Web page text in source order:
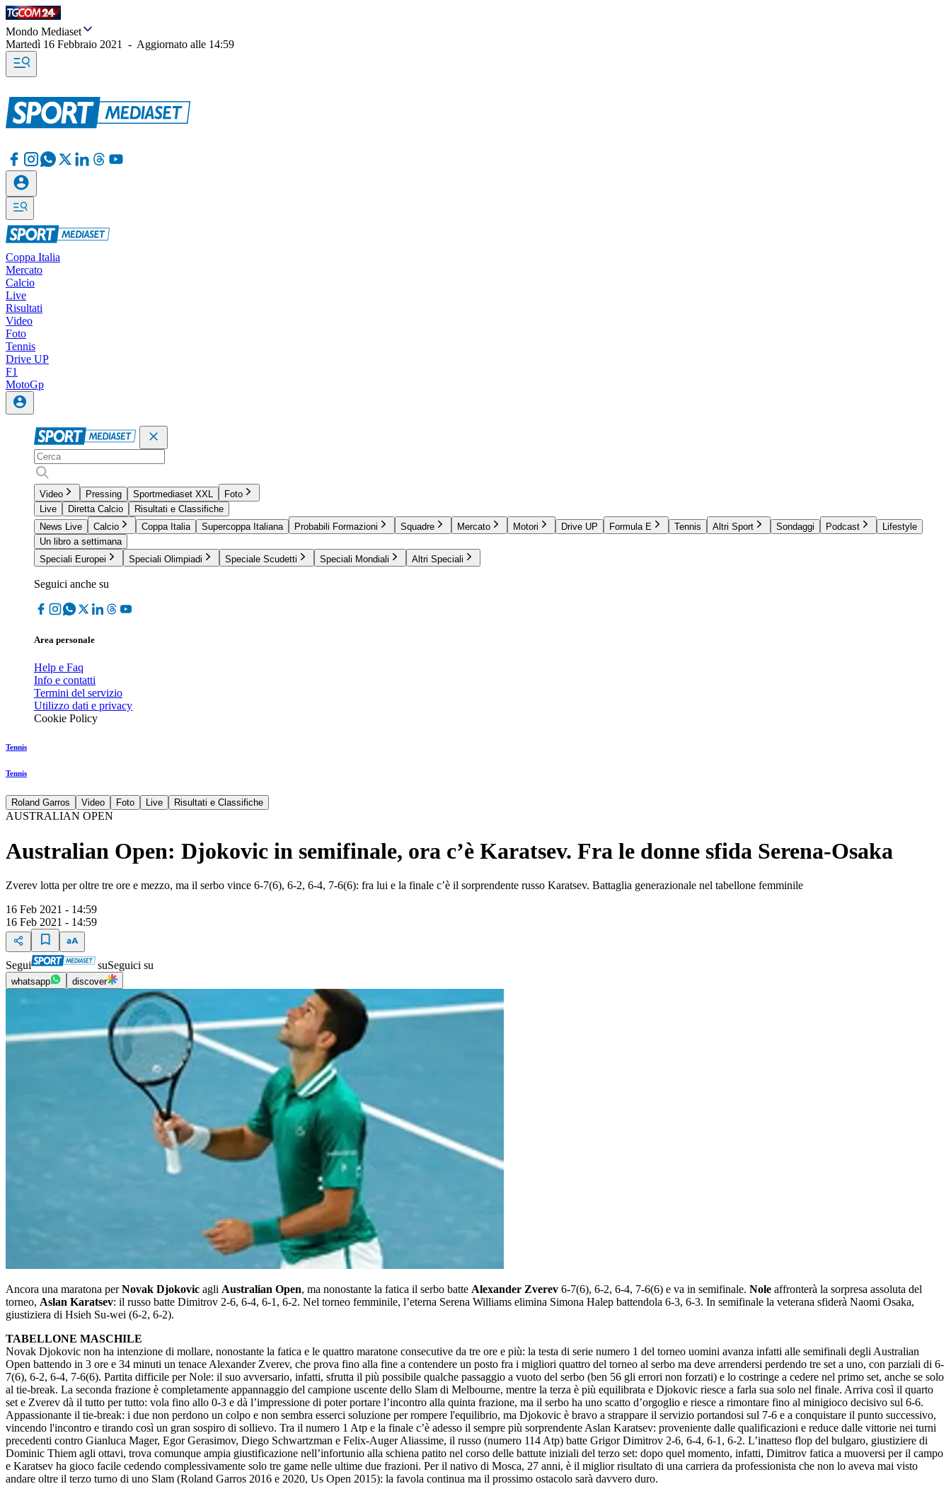
Mondo Mediaset
Martedì 16 Febbraio 2021
- Aggiornato alle 14:59
Coppa Italia
Mercato
Calcio
Live
Risultati
Video
Foto
Tennis
Drive UP
F1
MotoGp
Video Pressing Sportmediaset XXL
Foto
Live
Diretta Calcio
Risultati e Classifiche
News Live
Calcio Coppa Italia Supercoppa Italiana Probabili Formazioni Squadre Mercato Motori Drive UP Formula E Tennis Altri Sport Sondaggi Podcast
Lifestyle
Un libro a settimana
Speciali Europei
Speciali Olimpiadi Speciale Scudetti Speciali Mondiali Altri Speciali
Seguici anche su
Area personale
Help e Faq
Info e contatti
Termini del servizio
Utilizzo dati e privacy
Cookie Policy
Tennis
Tennis
Roland Garros Video Foto Live Risultati e Classifiche
AUSTRALIAN OPEN
Australian Open: Djokovic in semifinale, ora c’è Karatsev. Fra le donne sfida Serena-Osaka
Zverev lotta per oltre tre ore e mezzo, ma il serbo vince 6-7(6), 6-2, 6-4, 7-6(6): fra lui e la finale c’è il sorprendente russo Karatsev. Battaglia generazionale nel tabellone femminile
16 Feb 2021 - 14:59
16 Feb 2021 - 14:59
Segui suSeguici su
whatsapp discover
Ancora una maratona perNovak Djokovic agli Australian Open, ma nonostante la fatica il serbo batte Alexander Zverev 6-7(6), 6-2, 6-4, 7-6(6) e va in semifinale. Nole affronterà la sorpresa assoluta del
torneo, Aslan Karatsev: il russo batte Dimitrov 2-6, 6-4, 6-1, 6-2. Nel torneo femminile, l’eterna Serena Williams elimina Simona Halep battendola 6-3, 6-3. In semifinale la veterana sfiderà Naomi Osaka,
giustiziera di Hsieh Su-wei (6-2, 6-2).
TABELLONE MASCHILE
Novak Djokovic non ha intenzione di mollare, nonostante la fatica e le quattro maratone consecutive da tre ore e più: la testa di serie numero 1 del torneo uomini avanza infatti alle semifinali degli Australian
Open battendo in 3 ore e 34 minuti un tenace Alexander Zverev, che prova fino alla fine a contendere un posto fra i migliori quattro del torneo al serbo ma deve arrendersi perdendo tre set a uno, con parziali di 6-
7(6), 6-2, 6-4, 7-6(6). Partita difficile per Nole: il suo avversario, infatti, sfrutta il più possibile qualche passaggio a vuoto del serbo (ben 56 gli errori non forzati) e lo costringe a cedere nel primo set, anche se solo
al tie-break. La seconda frazione è completamente appannaggio del campione uscente dello Slam di Melbourne, mentre la terza è più equilibrata e Djokovic riesce a farla sua solo nel finale. Arriva così il quarto
set e Zverev dà il tutto per tutto: vola fino allo 0-3 e dà l’impressione di poter portare l’incontro alla quinta frazione, ma il serbo ha uno scatto d’orgoglio e riesce a rimontare fino al minigioco decisivo sul 6-6.
Appassionante il tie-break: i due non perdono un colpo e non sembra esserci soluzione per rompere l'equilibrio, ma Djokovic è bravo a strappare il servizio portandosi sul 7-6 e a conquistare il punto successivo,
vincendo l'incontro e tirando così un gran sospiro di sollievo. Tra il numero 1 Atp e la finale c’è adesso il sempre più sorprendente Aslan Karatsev: proveniente dalle qualificazioni e reduce dalle vittorie nei turni
precedenti contro Gianluca Mager, Egor Gerasimov, Diego Schwartzman e Felix-Auger Aliassime, il russo (numero 114 Atp) batte Grigor Dimitrov 2-6, 6-4, 6-1, 6-2. L’inatteso flop del bulgaro, giustiziere di
Dominic Thiem agli ottavi, trova comunque ampia giustificazione nell’infortunio alla schiena patito nel corso delle battute iniziali del terzo set: dopo quel momento, infatti, Dimitrov fatica a muoversi per il campo
e Karatsev ha gioco facile cedendo complessivamente solo tre game nelle ultime due frazioni. Per il nativo di Mosca, 27 anni, è il miglior risultato di una carriera da professionista che non lo aveva mai visto
andare oltre il terzo turno di uno Slam (Roland Garros 2016 e 2020, Us Open 2015): la favola continua ma il prossimo ostacolo sarà davvero duro.